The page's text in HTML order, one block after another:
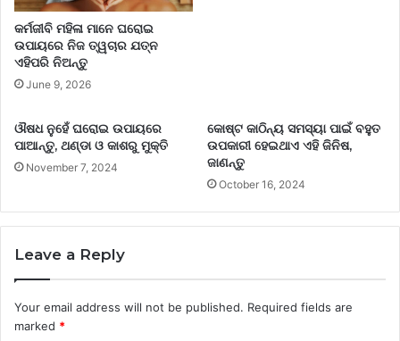
କର୍ମଜୀବି ମହିଳା ମାନେ ଘରୋଇ
ଉପାୟରେ ନିଜ ତ୍ୱଚାର ଯତ୍ନ
ଏହିପରି ନିଅନ୍ତୁ
June 9, 2026
ଔଷଧ ନୁହେଁ ଘରୋଇ ଉପାୟରେ
ପାଆନ୍ତୁ, ଥଣ୍ଡା ଓ କାଶରୁ ମୁକ୍ତି
November 7, 2024
କୋଷ୍ଟ କାଠିନ୍ୟ ସମସ୍ୟା ପାଇଁ ବହୁତ
ଉପକାରୀ ହେଇଥାଏ ଏହି ଜିନିଷ,
ଜାଣନ୍ତୁ
October 16, 2024
Leave a Reply
Your email address will not be published. Required fields are
marked *